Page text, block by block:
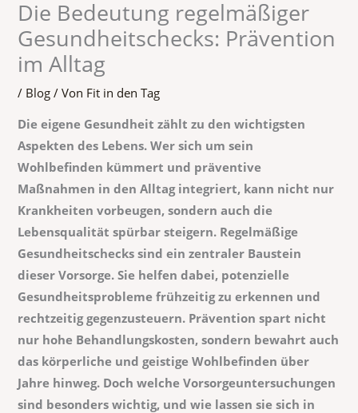
Die Bedeutung regelmäßiger
Gesundheitschecks: Prävention
im Alltag
/ Blog / Von Fit in den Tag
Die eigene Gesundheit zählt zu den wichtigsten
Aspekten des Lebens. Wer sich um sein
Wohlbefinden kümmert und präventive
Maßnahmen in den Alltag integriert, kann nicht nur
Krankheiten vorbeugen, sondern auch die
Lebensqualität spürbar steigern. Regelmäßige
Gesundheitschecks sind ein zentraler Baustein
dieser Vorsorge. Sie helfen dabei, potenzielle
Gesundheitsprobleme frühzeitig zu erkennen und
rechtzeitig gegenzusteuern. Prävention spart nicht
nur hohe Behandlungskosten, sondern bewahrt auch
das körperliche und geistige Wohlbefinden über
Jahre hinweg. Doch welche Vorsorgeuntersuchungen
sind besonders wichtig, und wie lassen sie sich in